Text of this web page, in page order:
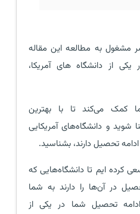
مشغول به مطالعه این مقاله
از دانشگاه های آمریکا،
کمک می‌کند تا با بهترین
شوید و دانشگاه‌های آمریکایی
تحصیل دارند، بشناسید.
کرده ایم تا دانشگاه‌هایی که
در آن‌ها را دارند به شما
تحصیل شما در یکی از